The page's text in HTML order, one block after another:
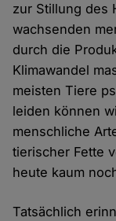
zur Stillung des
wachsenden
durch die
Klimawandel
meisten Tiere
leiden können
menschliche
tierischer Fette
heute kaum
Tatsächlich